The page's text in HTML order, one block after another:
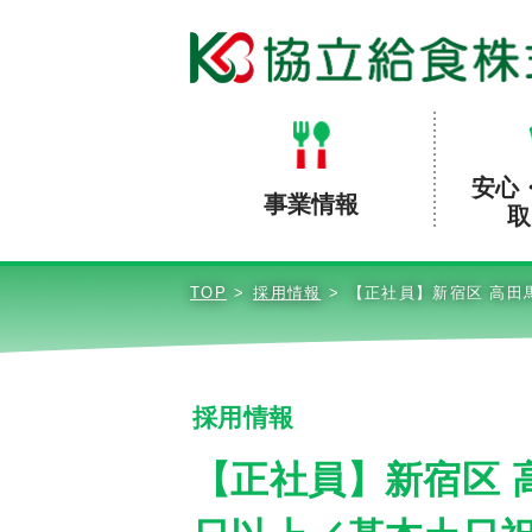
事業情報
安心
TOP 採用情報 【正社員】新宿区 高
採用情報
【正社員】新宿